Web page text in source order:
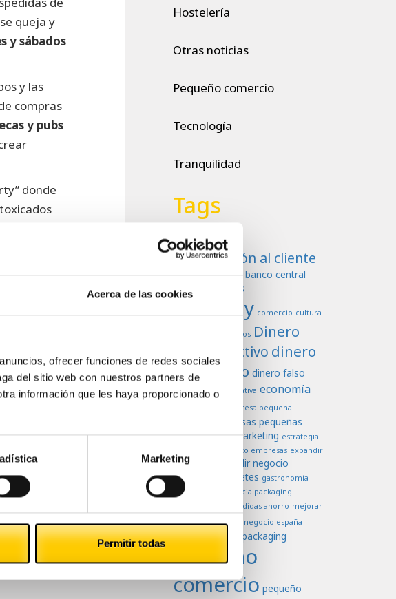
Acerca de las cookies
ofrecer funciones de redes sociales
del sitio web con nuestros partners de
información que les haya proporcionado o
Marketing
Permitir todas
queja y
y sábados
y las
compras
y pubs
donde
tenga los
ya que a
poco,
y la
gastan
Hostelería
Otras noticias
Pequeño comercio
Tecnología
Tranquilidad
Tags
ahorro atención al cliente
aumento negocios banco central
europeo
billetes
Cashlogy comercio cultura
dificultades negocios Dinero
dinero efectivo dinero
en efectivo dinero falso
economia colaborativa economía
empresa pequena
empresas pequeñas
estrategia de marketing estrategia
exito empresas expandir
empresas
expandir negocio
falsificación billetes gastronomía
higiene importancia packaging
medidas ahorro mejorar
ventas negocio negocio españa
negocios oferta packaging
pequeño
comercio pequeño